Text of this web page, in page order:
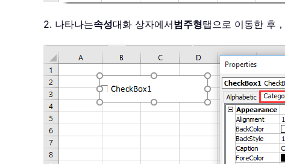
2. 나타나는속성대화 상자에서범주형탭으로 이동한 후，